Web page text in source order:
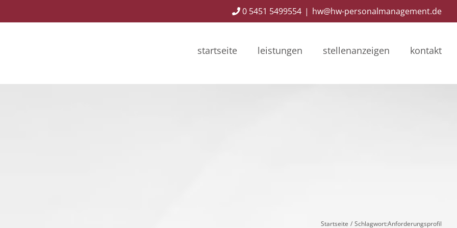
0 5451 5499554 | hw@hw-personalmanagement.de
startseite leistungen stellenanzeigen kontakt
Startseite Schlagwort:Anforderungsprofil